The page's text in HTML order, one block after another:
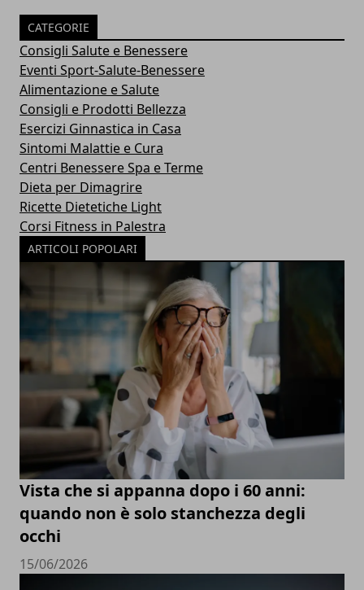
CATEGORIE
Consigli Salute e Benessere
Eventi Sport-Salute-Benessere
Alimentazione e Salute
Consigli e Prodotti Bellezza
Esercizi Ginnastica in Casa
Sintomi Malattie e Cura
Centri Benessere Spa e Terme
Dieta per Dimagrire
Ricette Dietetiche Light
Corsi Fitness in Palestra
ARTICOLI POPOLARI
Vista che si appanna dopo i 60 anni:
quando non è solo stanchezza degli
occhi
15/06/2026